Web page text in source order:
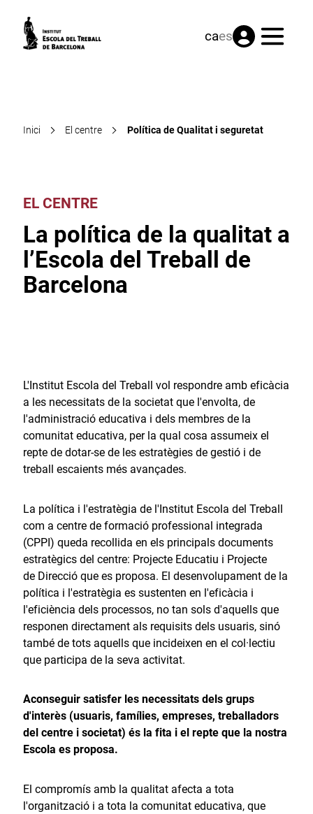
caes Menú
Inici El centre Política de Qualitat i seguretat
EL CENTRE
La política de la qualitat a
l’Escola del Treball de
Barcelona
L'Institut Escola del Treball vol respondre amb eficàcia
a les necessitats de la societat que l'envolta, de
l'administració educativa i dels membres de la
comunitat educativa, per la qual cosa assumeix el
repte de dotar-se de les estratègies de gestió i de
treball escaients més avançades.
La política i l'estratègia de l'Institut Escola del Treball
com a centre de formació professional integrada
(CPPI) queda recollida en els principals documents
estratègics del centre: Projecte Educatiu i Projecte
de Direcció que es proposa. El desenvolupament de la
política i l'estratègia es sustenten en l'eficàcia i
l'eficiència dels processos, no tan sols d'aquells que
responen directament als requisits dels usuaris, sinó
també de tots aquells que incideixen en el col·lectiu
que participa de la seva activitat.
Aconseguir satisfer les necessitats dels grups
d'interès (usuaris, famílies, empreses, treballadors
del centre i societat) és la fita i el repte que la nostra
Escola es proposa.
El compromís amb la qualitat afecta a tota
l'organització i a tota la comunitat educativa, que